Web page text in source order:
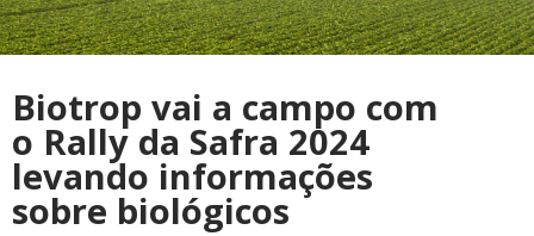
Biotrop vai a campo com
o Rally da Safra 2024
levando informações
sobre biológicos